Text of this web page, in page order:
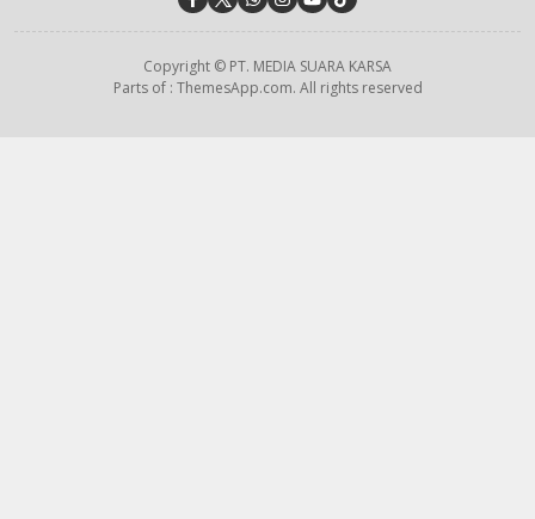
Copyright © PT. MEDIA SUARA KARSA
Parts of : ThemesApp.com. All rights reserved